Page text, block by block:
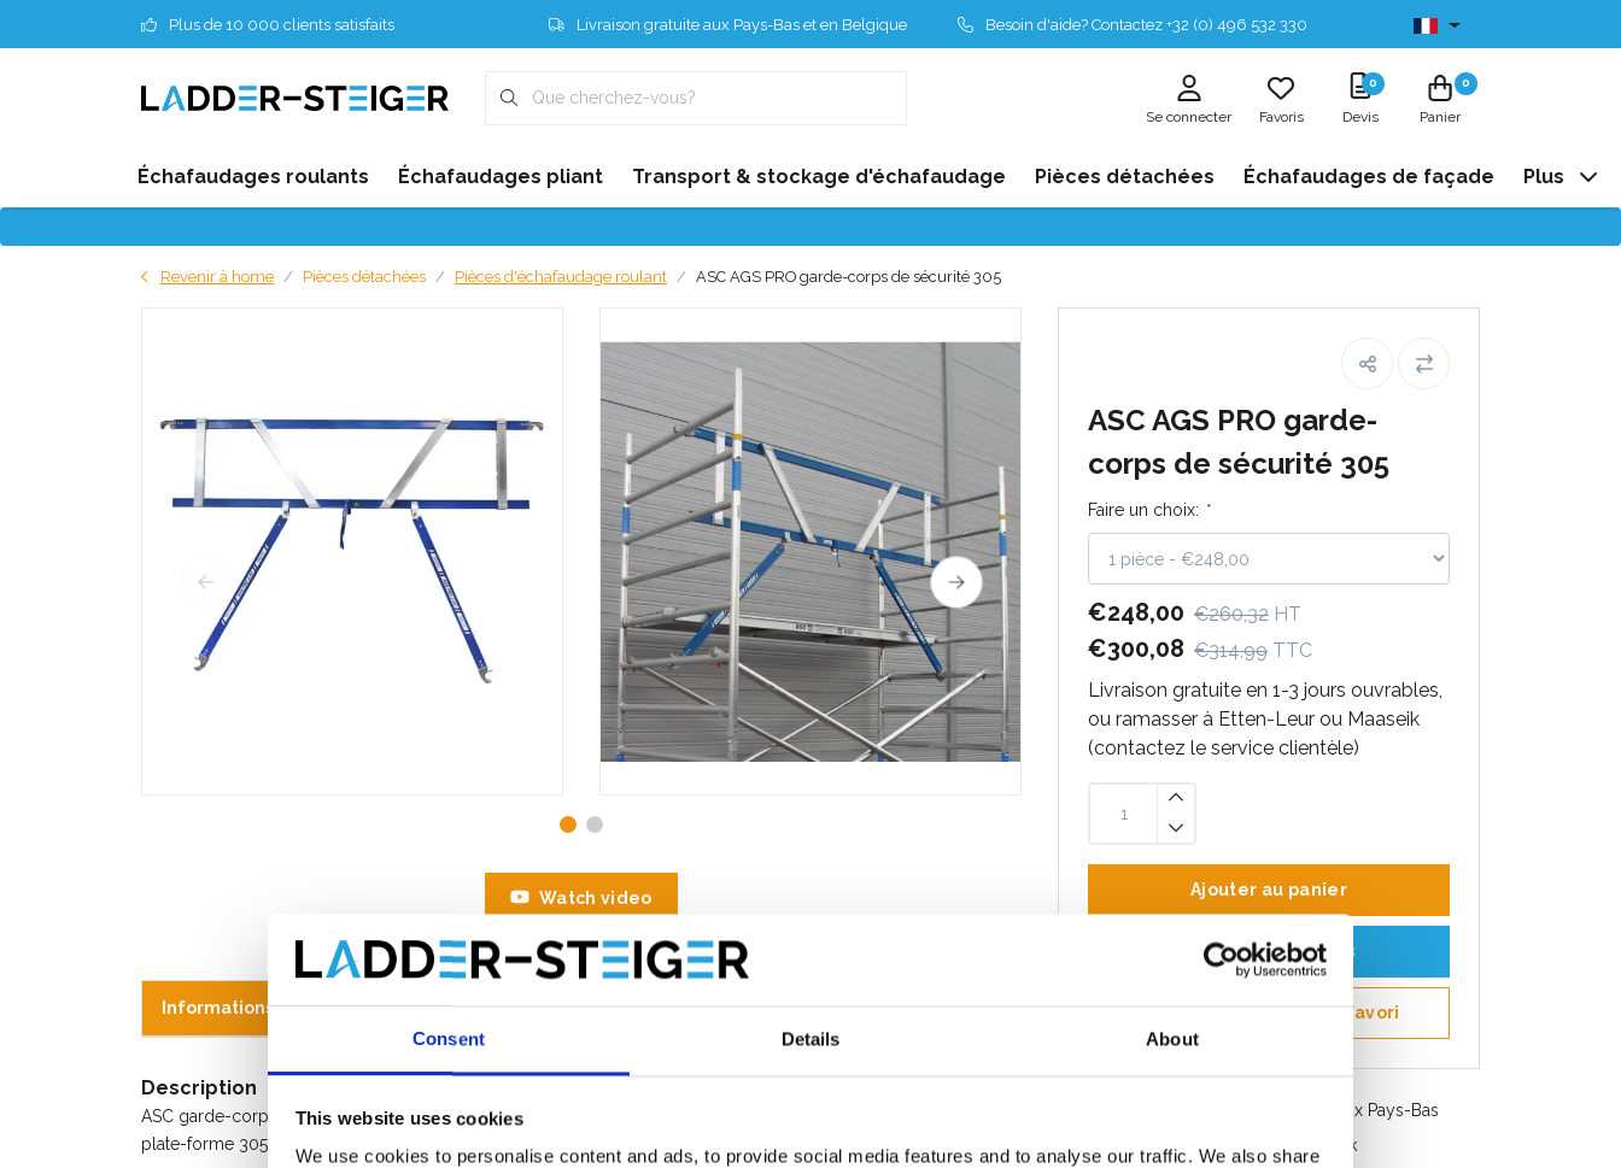
Consent Details About
This website uses cookies
We use cookies to personalise content and ads, to provide social media features and to analyse our traffic. We also share
Plus de 10 000 clients satisfaits Livraison gratuite aux Pays-Bas et en Belgique Besoin d'aide? Contactez +32 (0) 496 532 330 Disponibles de stock
Se connecter Favoris
0
Devis
0
Panier
Échafaudages roulants Échafaudages pliant Transport & stockage d'échafaudage Pièces détachées Échafaudages de façade Plus
Revenir à home Pièces détachées Pièces d'échafaudage roulant ASC AGS PRO garde-corps de sécurité 305
ASC AGS PRO garde-
corps de sécurité 305
Faire un choix: *
€248,00 €260,32 HT
€300,08 €314,99 TTC
Livraison gratuite en 1-3 jours ouvrables,
ou ramasser à Etten-Leur ou Maaseik
(contactez le service clientèle)
Ajouter au panier
Ajouter au devis
Enregistrer comme favori
Livraison gratuite en Belgique et aux Pays-Bas
Service rapide. Disponible en stock
Watch video
Informations sur le produit Produits similaires Évaluations
Description
ASC garde-corps MDS (montage et démontage en toute sécurité)
plate-forme 305 cm.Universellement interchangeable avec d'autres marques.